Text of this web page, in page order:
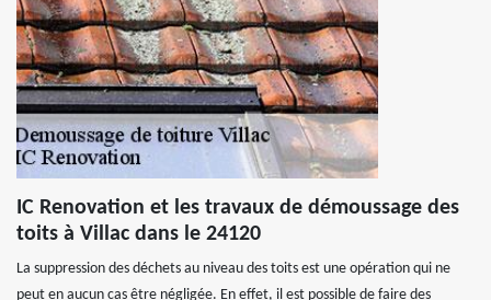
IC Renovation et les travaux de démoussage des
toits à Villac dans le 24120
La suppression des déchets au niveau des toits est une opération qui ne
peut en aucun cas être négligée. En effet, il est possible de faire des